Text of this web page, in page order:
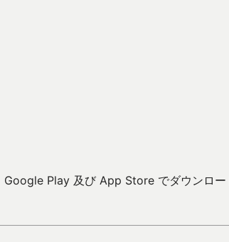
Google Play 及び App Store でダウンロー